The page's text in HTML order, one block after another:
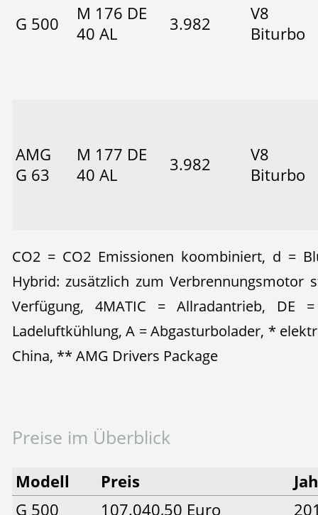
G 500
M 176 DE
40 AL
3.982
V8
Biturbo
AMG
G 63
M 177 DE
40 AL
3.982
V8
Biturbo
CO2 = CO2 Emissionen koombiniert, d =
Hybrid: zusätzlich zum Verbrennungsmotor
Verfügung, 4MATIC = Allradantrieb, DE
Ladeluftkühlung, A = Abgasturbolader, *
China, ** AMG Drivers Package
Preise im Überblick
Modell Preis
G 500
107.040,50 Euro